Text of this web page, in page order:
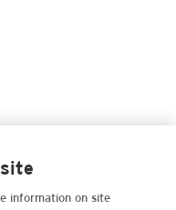
information on site